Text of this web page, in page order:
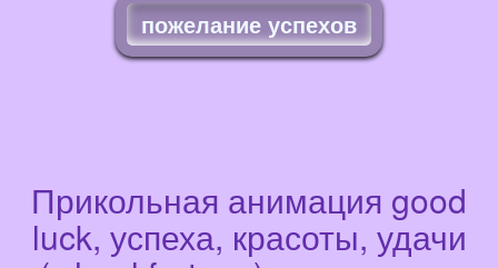
пожелание успехов
Прикольная анимация good
luck, успеха, красоты, удачи